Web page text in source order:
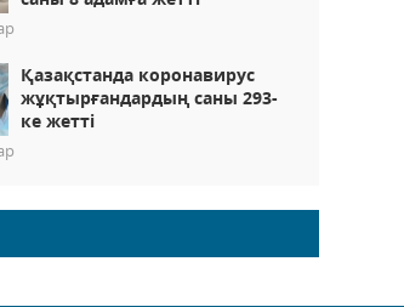
Қазақстанда коронавирус
жұқтырғандардың саны 293-
ке жетті